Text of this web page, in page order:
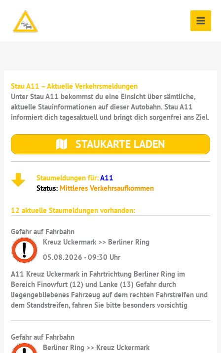
springen
Stau A11 – Aktuelle Verkehrsmeldungen
Unter Stau A11 bekommst du eine Einsicht über sämtliche,
aktuelle Stauinformationen auf dieser Autobahn. Stau A11
informiert dich tagesaktuell und bringt dich sorgenfrei ans Ziel.
STAUKARTE LADEN
Staumeldungen für:A11
Status: Mittleres Verkehrsaufkommen
12 aktuelle Staumeldungen vorhanden:
Gefahr auf Fahrbahn
Kreuz Uckermark >> Berliner Ring
05.08.2026 - 09:30 Uhr
A11 Kreuz Uckermark in Fahrtrichtung Berliner Ring im
Bereich Finowfurt (12) und Lanke (13) Gefahr durch
liegengebliebenes Fahrzeug auf dem rechten Fahrstreifen und
dem Standstreifen, fahren Sie bitte besonders vorsichtig
Gefahr auf Fahrbahn
Berliner Ring >> Kreuz Uckermark